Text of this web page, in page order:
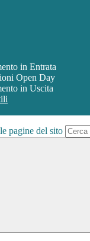
in Entrata
Open Day
in Uscita
pagine del sito